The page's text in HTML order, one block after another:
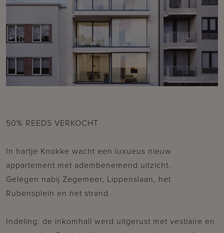
50% REEDS VERKOCHT
In hartje Knokke wacht een luxueus nieuw
appartement met adembenemend uitzicht.
Gelegen nabij Zegemeer, Lippenslaan, het
Rubensplein en het strand.
Indeling: de inkomhall werd uitgerust met vestiaire en